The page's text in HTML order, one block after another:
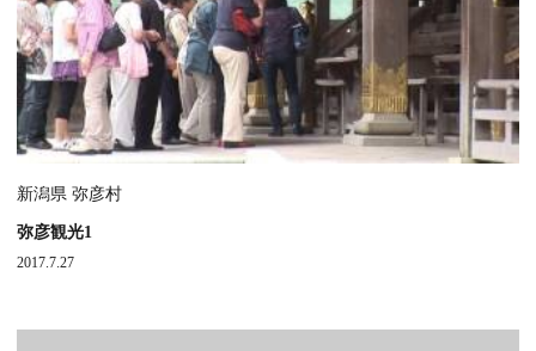
新潟県 弥彦村
弥彦観光1
2017.7.27